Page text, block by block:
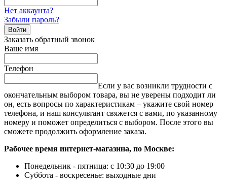
Нет аккаунта?
Забыли пароль?
Войти
Заказать обратный звонок
Ваше имя
Телефон
Если у вас возникли трудности с
окончательным выбором товара, вы не уверены подходит ли
он, есть вопросы по характеристикам – укажите свой номер
телефона, и наш консультант свяжется с вами, по указанному
номеру и поможет определиться с выбором. После этого вы
сможете продолжить оформление заказа.
Рабочее время интернет-магазина, по Москве:
Понедельник - пятница: с 10:30 до 19:00
Суббота - воскресенье: выходные дни